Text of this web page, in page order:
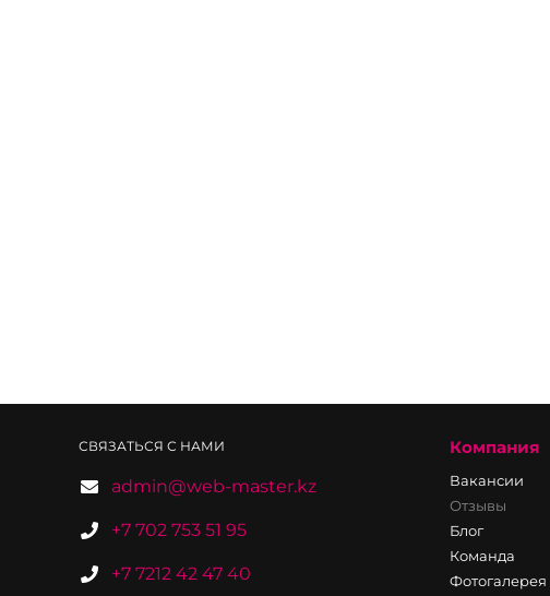
СВЯЗАТЬСЯ С НАМИ
admin@web-master.kz
+7 702 753 51 95
+7 7212 42 47 40
Компания
Вакансии
Отзывы
Блог
Команда
Фотогалерея